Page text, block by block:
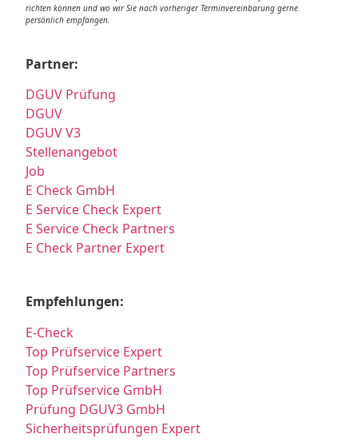
richten können und wo wir Sie nach vorheriger Terminvereinbarung gerne
persönlich empfangen.
Partner:
DGUV Prüfung
DGUV
DGUV V3
Stellenangebot
Job
E Check GmbH
E Service Check Expert
E Service Check Partners
E Check Partner Expert
Empfehlungen:
E-Check
Top Prüfservice Expert
Top Prüfservice Partners
Top Prüfservice GmbH
Prüfung DGUV3 GmbH
Sicherheitsprüfungen Expert